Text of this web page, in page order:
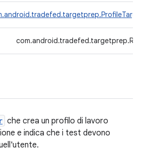
che crea un profilo di lavoro
e indica che i test devono